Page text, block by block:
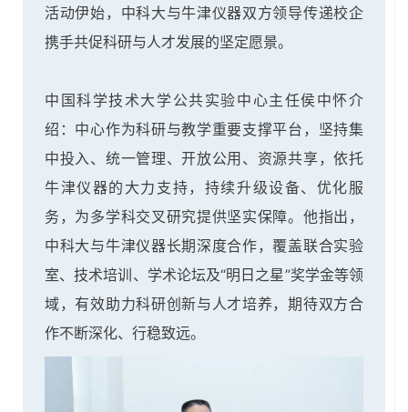
活动伊始，中科大与牛津仪器双方领导传递校企
携手共促科研与人才发展的坚定愿景。
中国科学技术大学公共实验中心主任侯中怀介
绍：中心作为科研与教学重要支撑平台，坚持集
中投入、统一管理、开放公用、资源共享，依托
牛津仪器的大力支持，持续升级设备、优化服
务，为多学科交叉研究提供坚实保障。 他指出，
中科大与牛津仪器长期深度合作，覆盖联合实验
室、技术培训、学术论坛及“明日之星”奖学金等领
域，有效助力科研创新与人才培养，期待双方合
作不断深化、行稳致远。